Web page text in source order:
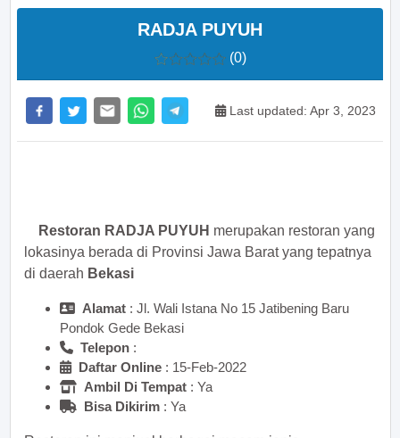
RADJA PUYUH
(0)
Last updated: Apr 3, 2023
Restoran RADJA PUYUH merupakan restoran yang
lokasinya berada di Provinsi Jawa Barat yang tepatnya
di daerah Bekasi
Alamat : Jl. Wali Istana No 15 Jatibening Baru
Pondok Gede Bekasi
Telepon :
Daftar Online : 15-Feb-2022
Ambil Di Tempat : Ya
Bisa Dikirim : Ya